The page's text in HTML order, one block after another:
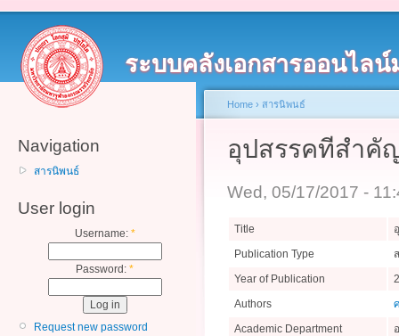
ระบบคลังเอกสารออนไล
Navigation
สารนิพนธ์
User login
Username: *
Password: *
Request new password
Home › สารนิพนธ์
อุปสรรคทีสำคั
Wed, 05/17/2017 -
Title
Publication Type
Year of Publication
Authors
Academic Department